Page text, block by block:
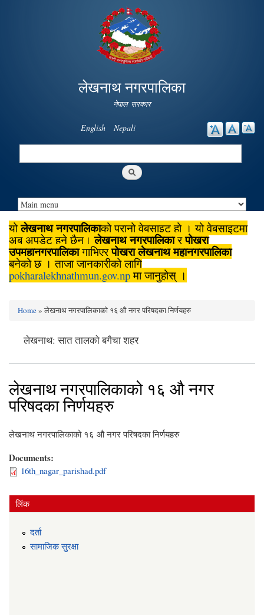
main
content
लेखनाथ नगरपालिका
नेपाल सरकार
English Nepali
Search
योलेखनाथ नगरपालिकाको पुरानो वेबसाइट हो । यो वेबसाइटमा
अब अपडेट हुने छैन।लेखनाथ नगरपालिकारपोखरा
उपमहानगरपालिकागाभिएरपोखरा लेखनाथ महानगरपालिका
बनेको छ । ताजा जानकारीको लागि
pokharalekhnathmun.gov.npमा जानुहोस् ।
Home» लेखनाथ नगरपालिकाको १६ औ नगर परिषदका निर्णयहरु
लेखनाथ: सात तालको बगैचा शहर
लेखनाथ नगरपालिकाको १६ औ नगर
परिषदका निर्णयहरु
लेखनाथ नगरपालिकाको १६ औ नगर परिषदका निर्णयहरु
Documents:
16th_nagar_parishad.pdf
लिंक
दर्ता
सामाजिक सुरक्षा